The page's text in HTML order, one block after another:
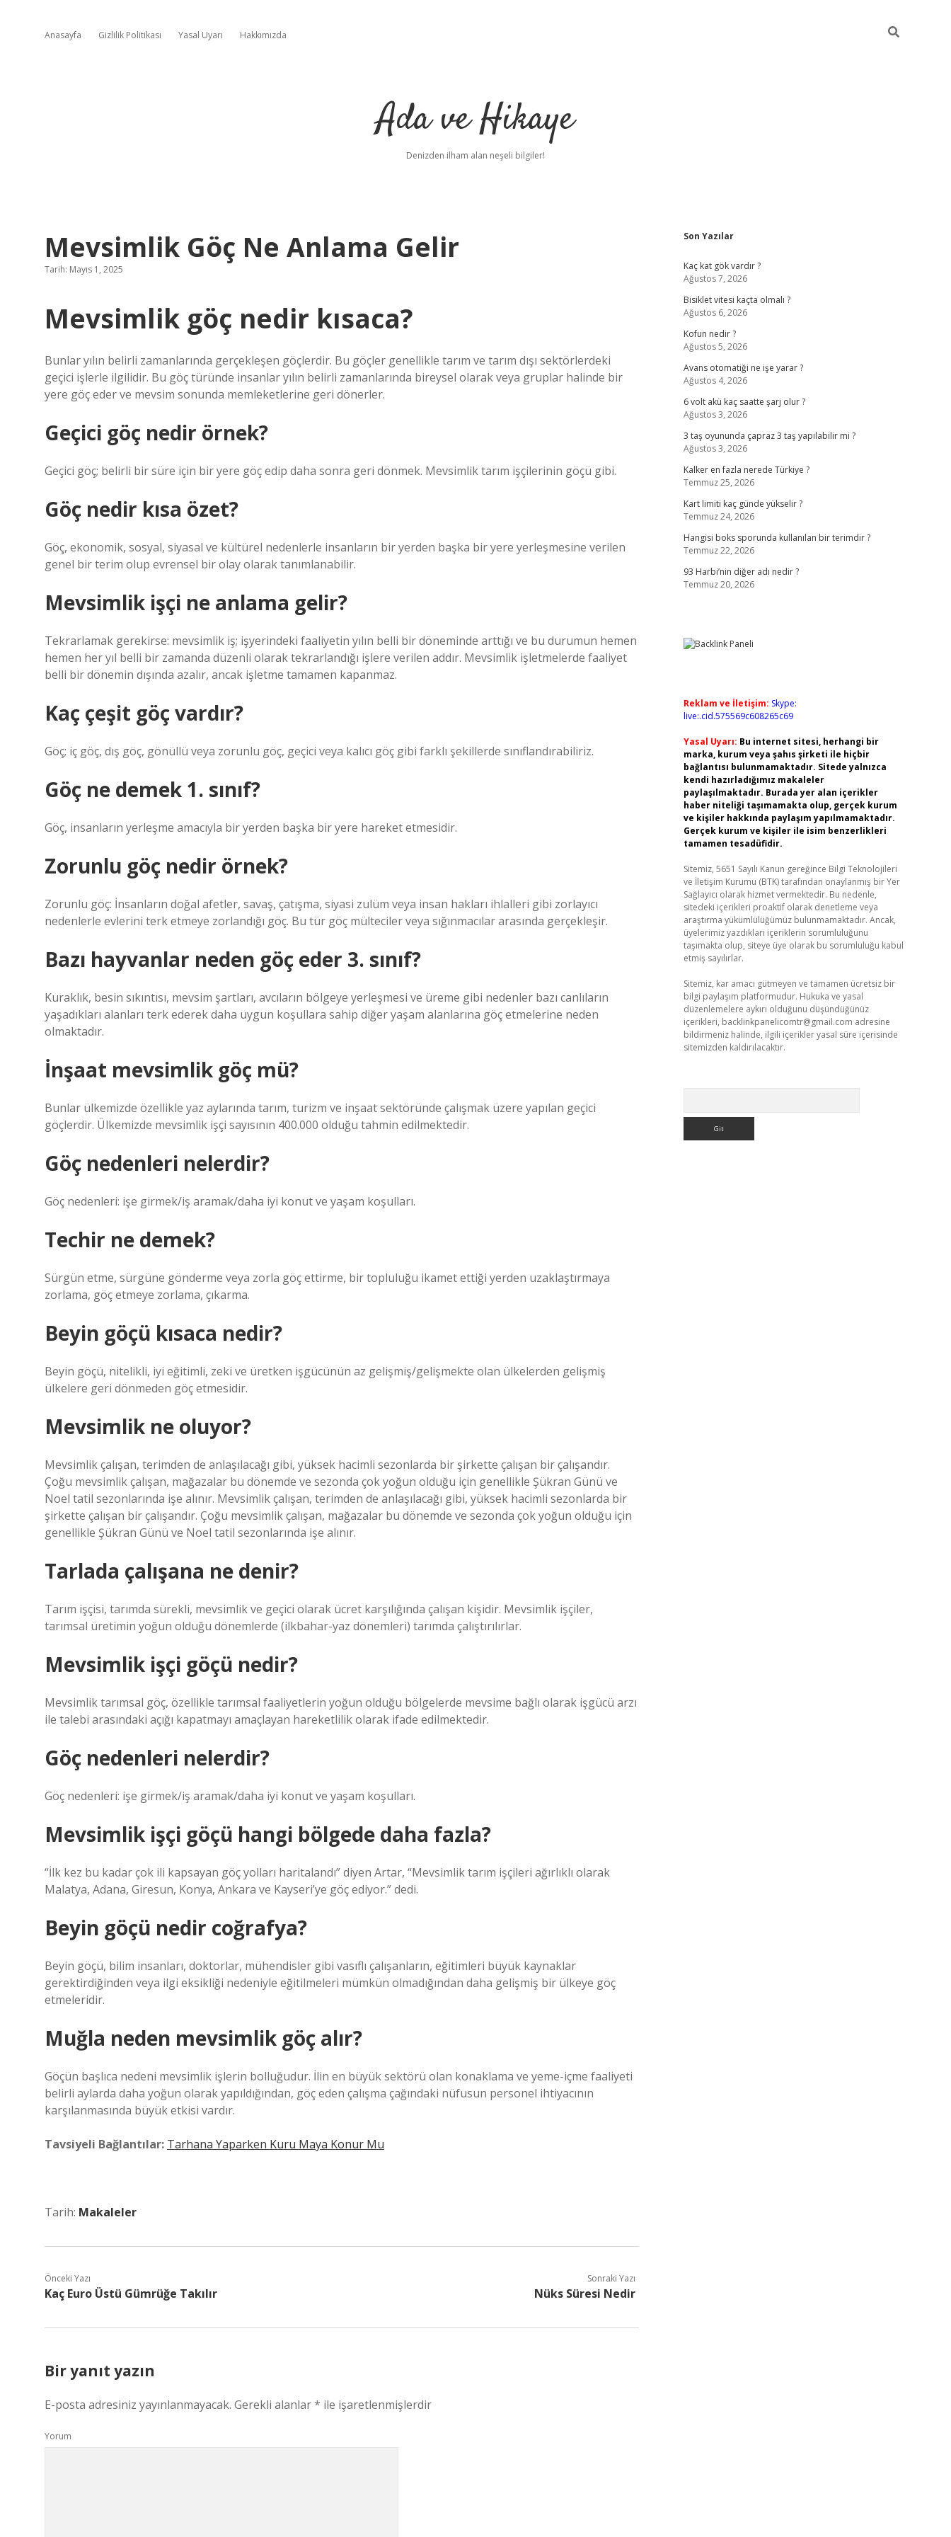
Anasayfa Gizlilik Politikası Yasal Uyarı Hakkımızda
Ada ve Hikaye
Denizden ilham alan neşeli bilgiler!
Mevsimlik Göç Ne Anlama Gelir
Tarih: Mayıs 1, 2025
Mevsimlik göç nedir kısaca?
Bunlar yılın belirli zamanlarında gerçekleşen göçlerdir. Bu göçler genellikle tarım ve tarım dışı sektörlerdeki
geçici işlerle ilgilidir. Bu göç türünde insanlar yılın belirli zamanlarında bireysel olarak veya gruplar halinde bir
yere göç eder ve mevsim sonunda memleketlerine geri dönerler.
Geçici göç nedir örnek?
Geçici göç; belirli bir süre için bir yere göç edip daha sonra geri dönmek. Mevsimlik tarım işçilerinin göçü gibi.
Göç nedir kısa özet?
Göç, ekonomik, sosyal, siyasal ve kültürel nedenlerle insanların bir yerden başka bir yere yerleşmesine verilen
genel bir terim olup evrensel bir olay olarak tanımlanabilir.
Mevsimlik işçi ne anlama gelir?
Tekrarlamak gerekirse: mevsimlik iş; işyerindeki faaliyetin yılın belli bir döneminde arttığı ve bu durumun hemen
hemen her yıl belli bir zamanda düzenli olarak tekrarlandığı işlere verilen addır. Mevsimlik işletmelerde faaliyet
belli bir dönemin dışında azalır, ancak işletme tamamen kapanmaz.
Kaç çeşit göç vardır?
Göç; iç göç, dış göç, gönüllü veya zorunlu göç, geçici veya kalıcı göç gibi farklı şekillerde sınıflandırabiliriz.
Göç ne demek 1. sınıf?
Göç, insanların yerleşme amacıyla bir yerden başka bir yere hareket etmesidir.
Zorunlu göç nedir örnek?
Zorunlu göç: İnsanların doğal afetler, savaş, çatışma, siyasi zulüm veya insan hakları ihlalleri gibi zorlayıcı
nedenlerle evlerini terk etmeye zorlandığı göç. Bu tür göç mülteciler veya sığınmacılar arasında gerçekleşir.
Bazı hayvanlar neden göç eder 3. sınıf?
Kuraklık, besin sıkıntısı, mevsim şartları, avcıların bölgeye yerleşmesi ve üreme gibi nedenler bazı canlıların
yaşadıkları alanları terk ederek daha uygun koşullara sahip diğer yaşam alanlarına göç etmelerine neden
olmaktadır.
İnşaat mevsimlik göç mü?
Bunlar ülkemizde özellikle yaz aylarında tarım, turizm ve inşaat sektöründe çalışmak üzere yapılan geçici
göçlerdir. Ülkemizde mevsimlik işçi sayısının 400.000 olduğu tahmin edilmektedir.
Göç nedenleri nelerdir?
Göç nedenleri: işe girmek/iş aramak/daha iyi konut ve yaşam koşulları.
Techir ne demek?
Sürgün etme, sürgüne gönderme veya zorla göç ettirme, bir topluluğu ikamet ettiği yerden uzaklaştırmaya
zorlama, göç etmeye zorlama, çıkarma.
Beyin göçü kısaca nedir?
Beyin göçü, nitelikli, iyi eğitimli, zeki ve üretken işgücünün az gelişmiş/gelişmekte olan ülkelerden gelişmiş
ülkelere geri dönmeden göç etmesidir.
Mevsimlik ne oluyor?
Mevsimlik çalışan, terimden de anlaşılacağı gibi, yüksek hacimli sezonlarda bir şirkette çalışan bir çalışandır.
Çoğu mevsimlik çalışan, mağazalar bu dönemde ve sezonda çok yoğun olduğu için genellikle Şükran Günü ve
Noel tatil sezonlarında işe alınır. Mevsimlik çalışan, terimden de anlaşılacağı gibi, yüksek hacimli sezonlarda bir
şirkette çalışan bir çalışandır. Çoğu mevsimlik çalışan, mağazalar bu dönemde ve sezonda çok yoğun olduğu için
genellikle Şükran Günü ve Noel tatil sezonlarında işe alınır.
Tarlada çalışana ne denir?
Tarım işçisi, tarımda sürekli, mevsimlik ve geçici olarak ücret karşılığında çalışan kişidir. Mevsimlik işçiler,
tarımsal üretimin yoğun olduğu dönemlerde (ilkbahar-yaz dönemleri) tarımda çalıştırılırlar.
Mevsimlik işçi göçü nedir?
Mevsimlik tarımsal göç, özellikle tarımsal faaliyetlerin yoğun olduğu bölgelerde mevsime bağlı olarak işgücü arzı
ile talebi arasındaki açığı kapatmayı amaçlayan hareketlilik olarak ifade edilmektedir.
Göç nedenleri nelerdir?
Göç nedenleri: işe girmek/iş aramak/daha iyi konut ve yaşam koşulları.
Mevsimlik işçi göçü hangi bölgede daha fazla?
“İlk kez bu kadar çok ili kapsayan göç yolları haritalandı” diyen Artar, “Mevsimlik tarım işçileri ağırlıklı olarak
Malatya, Adana, Giresun, Konya, Ankara ve Kayseri’ye göç ediyor.” dedi.
Beyin göçü nedir coğrafya?
Beyin göçü, bilim insanları, doktorlar, mühendisler gibi vasıflı çalışanların, eğitimleri büyük kaynaklar
gerektirdiğinden veya ilgi eksikliği nedeniyle eğitilmeleri mümkün olmadığından daha gelişmiş bir ülkeye göç
etmeleridir.
Muğla neden mevsimlik göç alır?
Göçün başlıca nedeni mevsimlik işlerin bolluğudur. İlin en büyük sektörü olan konaklama ve yeme-içme faaliyeti
belirli aylarda daha yoğun olarak yapıldığından, göç eden çalışma çağındaki nüfusun personel ihtiyacının
karşılanmasında büyük etkisi vardır.
Tavsiyeli Bağlantılar: Tarhana Yaparken Kuru Maya Konur Mu
Tarih: Makaleler
Önceki Yazı
Kaç Euro Üstü Gümrüğe Takılır
Sonraki Yazı
Nüks Süresi Nedir
Bir yanıt yazın
E-posta adresiniz yayınlanmayacak. Gerekli alanlar* ile işaretlenmişlerdir
Yorum
Sidebar
Son Yazılar
Kaç kat gök vardır ?
Ağustos 7, 2026
Bisiklet vitesi kaçta olmalı ?
Ağustos 6, 2026
Kofun nedir ?
Ağustos 5, 2026
Avans otomatiği ne işe yarar ?
Ağustos 4, 2026
6 volt akü kaç saatte şarj olur ?
Ağustos 3, 2026
3 taş oyununda çapraz 3 taş yapılabilir mi ?
Ağustos 3, 2026
Kalker en fazla nerede Türkiye ?
Temmuz 25, 2026
Kart limiti kaç günde yükselir ?
Temmuz 24, 2026
Hangisi boks sporunda kullanılan bir terimdir ?
Temmuz 22, 2026
93 Harbi’nin diğer adı nedir ?
Temmuz 20, 2026
Reklam ve İletişim: Skype:
live:.cid.575569c608265c69
Yasal Uyarı: Bu internet sitesi, herhangi bir
marka, kurum veya şahıs şirketi ile hiçbir
bağlantısı bulunmamaktadır. Sitede yalnızca
kendi hazırladığımız makaleler
paylaşılmaktadır. Burada yer alan içerikler
haber niteliği taşımamakta olup, gerçek kurum
ve kişiler hakkında paylaşım yapılmamaktadır.
Gerçek kurum ve kişiler ile isim benzerlikleri
tamamen tesadüfidir.
Sitemiz, 5651 Sayılı Kanun gereğince Bilgi Teknolojileri
ve İletişim Kurumu (BTK) tarafından onaylanmış bir Yer
Sağlayıcı olarak hizmet vermektedir. Bu nedenle,
sitedeki içerikleri proaktif olarak denetleme veya
araştırma yükümlülüğümüz bulunmamaktadır. Ancak,
üyelerimiz yazdıkları içeriklerin sorumluluğunu
taşımakta olup, siteye üye olarak bu sorumluluğu kabul
etmiş sayılırlar.
Sitemiz, kar amacı gütmeyen ve tamamen ücretsiz bir
bilgi paylaşım platformudur. Hukuka ve yasal
düzenlemelere aykırı olduğunu düşündüğünüz
içerikleri, backlinkpanelicomtr@gmail.com adresine
bildirmeniz halinde, ilgili içerikler yasal süre içerisinde
sitemizden kaldırılacaktır.